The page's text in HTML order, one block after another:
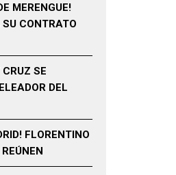
MERENGUE!
CONTRATO
SE
DEL
FLORENTINO